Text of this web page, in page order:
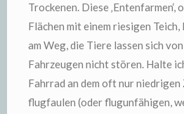
Trockenen. Diese
Flächen mit einem riesigen
am Weg, die Tiere lassen sich
Fahrzeugen nicht stören. Halte
Fahrrad an dem oft nur niedrigen
flugfaulen (oder flugunfähigen,